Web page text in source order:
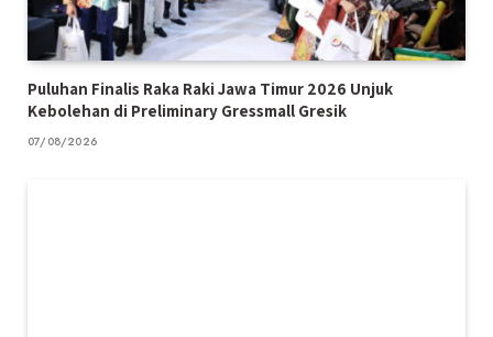
Puluhan Finalis Raka Raki Jawa Timur 2026 Unjuk
Kebolehan di Preliminary Gressmall Gresik
07/08/2026